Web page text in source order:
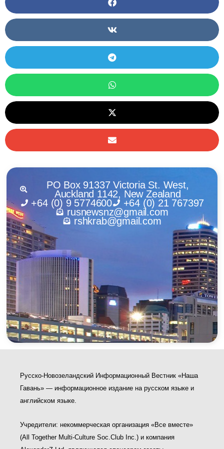
PO Box 91337 Victoria St. West,
Auckland 1142, New Zealand
+64 (0) 9 5774600
+64 (0) 21 767397
rusnewsnz@gmail.com
rshkrab@gmail.com
Русско-Новозеландский Информационный Вестник «Наша
Гавань» — информационное издание на русском языке и
английском языке.
Учредители: некоммерческая организация «Все вместе»
(All Together Multi-Culture Soс.Club Inc.) и компания